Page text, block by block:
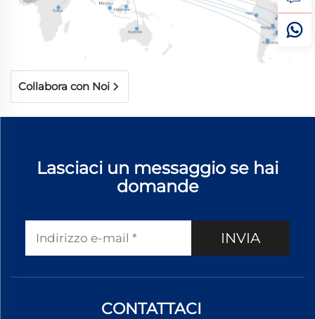
Collabora con Noi
Lasciaci un messaggio se hai
domande
INVIA
CONTATTACI